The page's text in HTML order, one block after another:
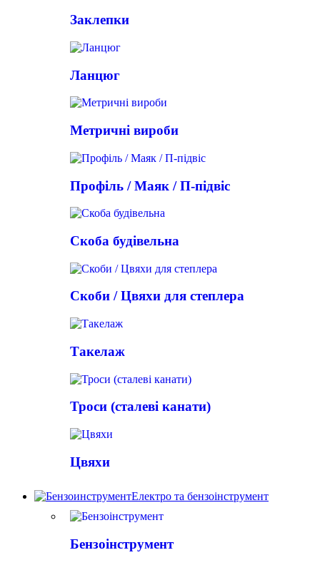
Заклепки
Ланцюг
Метричні вироби
Профіль / Маяк / П-підвіс
Скоба будівельна
Скоби / Цвяхи для степлера
Такелаж
Троси (сталеві канати)
Цвяхи
Електро та бензоінструмент
Бензоінструмент